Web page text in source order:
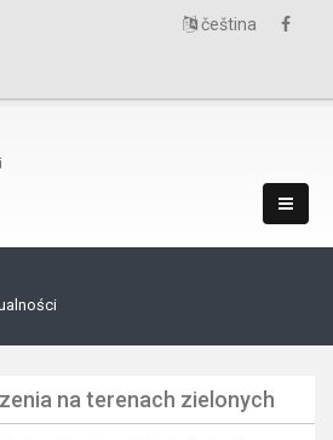
čeština
na terenach zielonych